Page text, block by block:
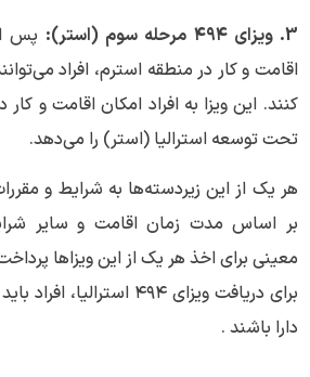
3. ویزای ۴۹۴ مرحله سوم (استر):
پس
اقامت و کار در منطقه استرم، افراد
کنند. این ویزا به افراد امکان اقامت و
تحت توسعه استرالیا (استر) را می‌دهد.
هر یک از این زیردسته‌ها به شرایط و
بر اساس مدت زمان اقامت و سایر
معینی برای اخذ هر یک از این ویزاها
برای دریافت ویزای ۴۹۴
دارا باشند .